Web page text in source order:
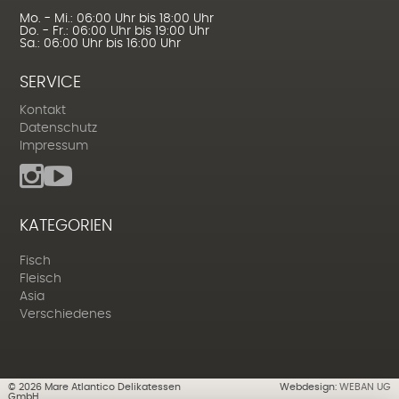
Mo. - Mi.: 06:00 Uhr bis 18:00 Uhr
Do. - Fr.: 06:00 Uhr bis 19:00 Uhr
Sa.: 06:00 Uhr bis 16:00 Uhr
SERVICE
Kontakt
Datenschutz
Impressum
KATEGORIEN
Fisch
Fleisch
Asia
Verschiedenes
© 2026Mare Atlantico Delikatessen
GmbH
Webdesign:WEBAN UG